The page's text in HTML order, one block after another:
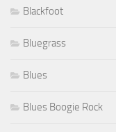
Blackfoot
Bluegrass
Blues
Blues Boogie Rock